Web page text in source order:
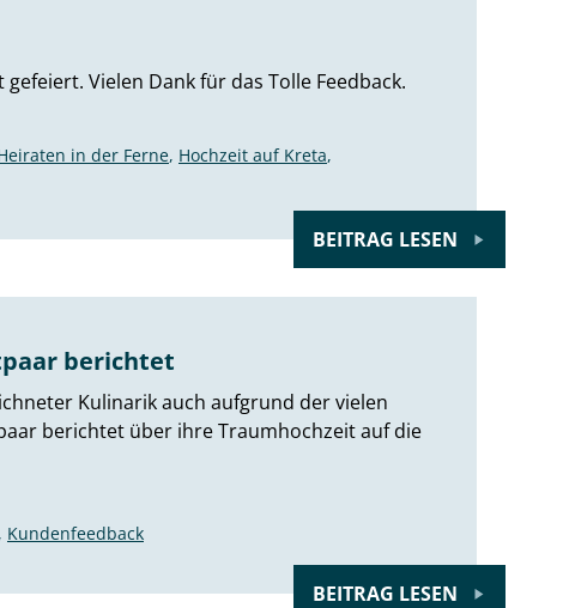
Vielen Dank für das Tolle Feedback.
in der Ferne, Hochzeit auf Kreta,
BEITRAG LESEN
berichtet
Kulinarik auch aufgrund der vielen
berichtet über ihre Traumhochzeit auf die
, Kundenfeedback
BEITRAG LESEN